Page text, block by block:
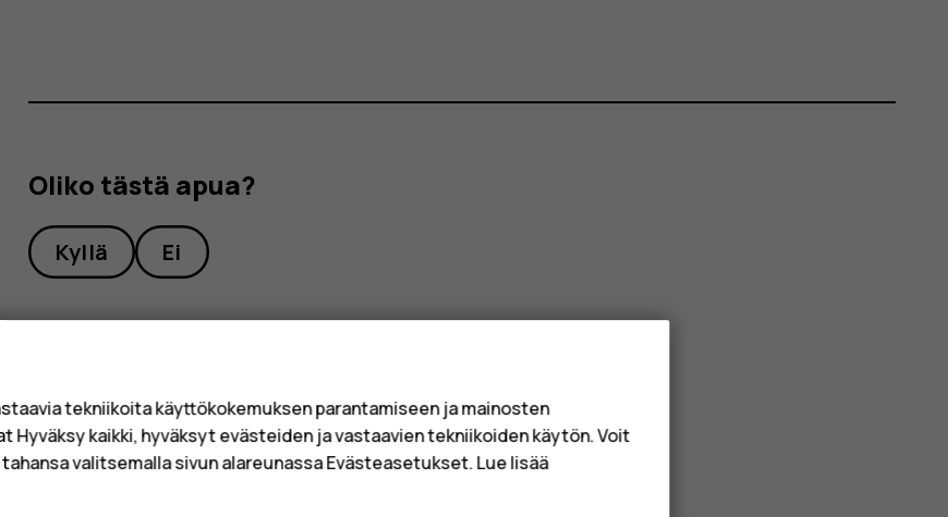
Oliko tästä apua?
Kyllä Ei
tekniikoita käyttökokemuksen parantamiseen ja mainosten
Hyväksy kaikki, hyväksyt evästeiden ja vastaavien tekniikoiden käytön. Voit
valitsemalla sivun alareunassa Evästeasetukset. Lue lisää